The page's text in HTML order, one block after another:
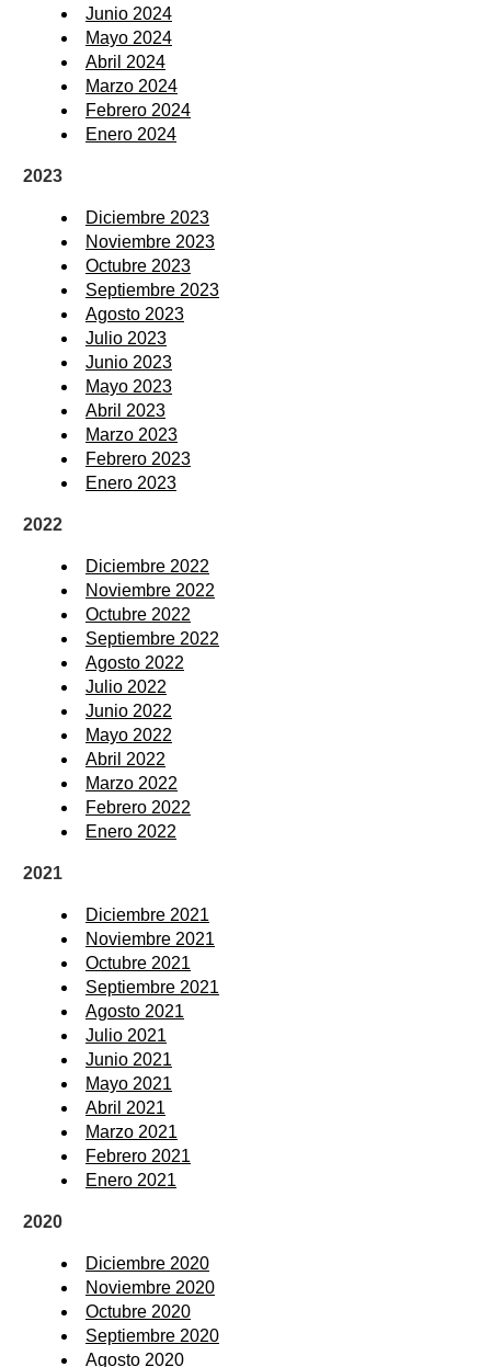
Junio 2024
Mayo 2024
Abril 2024
Marzo 2024
Febrero 2024
Enero 2024
2023
Diciembre 2023
Noviembre 2023
Octubre 2023
Septiembre 2023
Agosto 2023
Julio 2023
Junio 2023
Mayo 2023
Abril 2023
Marzo 2023
Febrero 2023
Enero 2023
2022
Diciembre 2022
Noviembre 2022
Octubre 2022
Septiembre 2022
Agosto 2022
Julio 2022
Junio 2022
Mayo 2022
Abril 2022
Marzo 2022
Febrero 2022
Enero 2022
2021
Diciembre 2021
Noviembre 2021
Octubre 2021
Septiembre 2021
Agosto 2021
Julio 2021
Junio 2021
Mayo 2021
Abril 2021
Marzo 2021
Febrero 2021
Enero 2021
2020
Diciembre 2020
Noviembre 2020
Octubre 2020
Septiembre 2020
Agosto 2020